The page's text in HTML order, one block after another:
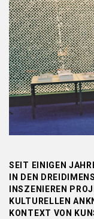
SEIT EINIGEN
IN DEN
INSZENIEREN
KULTURELLEN
KONTEXT VON